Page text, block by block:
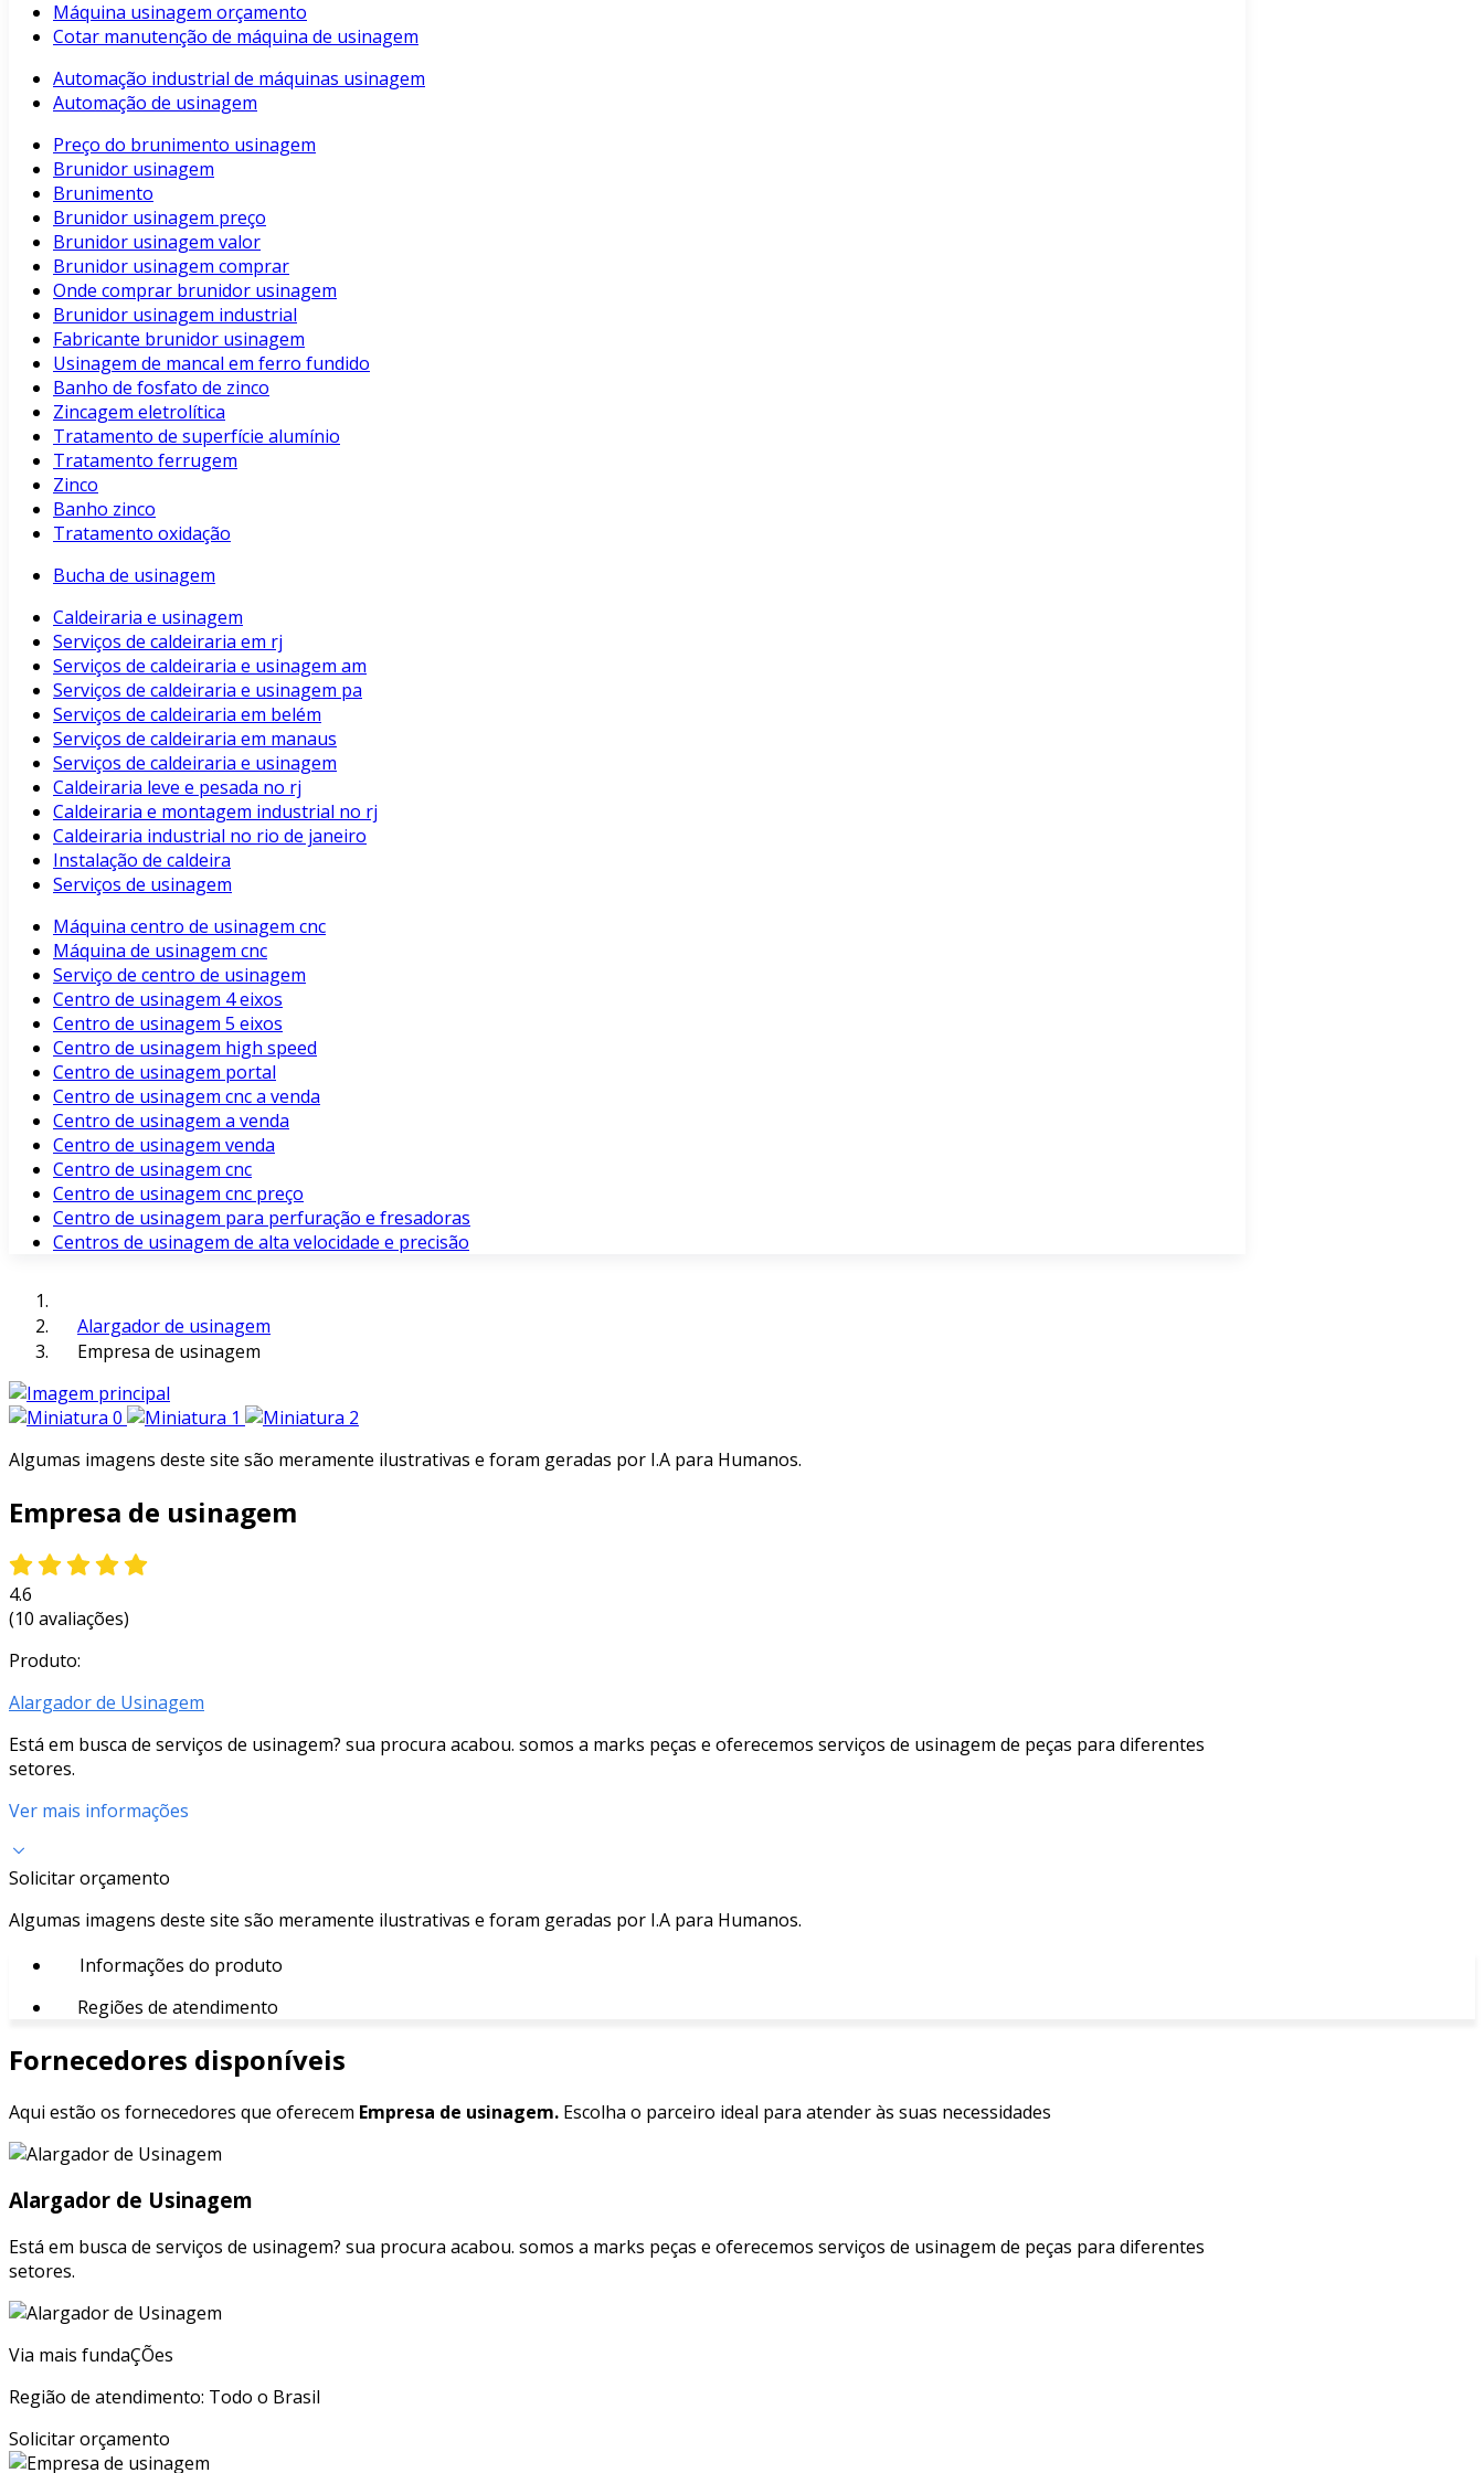
Máquina usinagem orçamento
Cotar manutenção de máquina de usinagem
Automação industrial de máquinas usinagem
Automação de usinagem
Preço do brunimento usinagem
Brunidor usinagem
Brunimento
Brunidor usinagem preço
Brunidor usinagem valor
Brunidor usinagem comprar
Onde comprar brunidor usinagem
Brunidor usinagem industrial
Fabricante brunidor usinagem
Usinagem de mancal em ferro fundido
Banho de fosfato de zinco
Zincagem eletrolítica
Tratamento de superfície alumínio
Tratamento ferrugem
Zinco
Banho zinco
Tratamento oxidação
Bucha de usinagem
Caldeiraria e usinagem
Serviços de caldeiraria em rj
Serviços de caldeiraria e usinagem am
Serviços de caldeiraria e usinagem pa
Serviços de caldeiraria em belém
Serviços de caldeiraria em manaus
Serviços de caldeiraria e usinagem
Caldeiraria leve e pesada no rj
Caldeiraria e montagem industrial no rj
Caldeiraria industrial no rio de janeiro
Instalação de caldeira
Serviços de usinagem
Máquina centro de usinagem cnc
Máquina de usinagem cnc
Serviço de centro de usinagem
Centro de usinagem 4 eixos
Centro de usinagem 5 eixos
Centro de usinagem high speed
Centro de usinagem portal
Centro de usinagem cnc a venda
Centro de usinagem a venda
Centro de usinagem venda
Centro de usinagem cnc
Centro de usinagem cnc preço
Centro de usinagem para perfuração e fresadoras
Centros de usinagem de alta velocidade e precisão
Alargador de usinagem
Empresa de usinagem
Algumas imagens deste site são meramente ilustrativas e foram geradas por I.A para Humanos.
Empresa de usinagem
4.6
(10 avaliações)
Produto:
Alargador de Usinagem
Está em busca de serviços de usinagem? sua procura acabou. somos a marks peças e oferecemos serviços de usinagem de peças para diferentes
setores.
Ver mais informações
Solicitar orçamento
Algumas imagens deste site são meramente ilustrativas e foram geradas por I.A para Humanos.
Informações do produto
Regiões de atendimento
Fornecedores disponíveis
Aqui estão os fornecedores que oferecem Empresa de usinagem. Escolha o parceiro ideal para atender às suas necessidades
Alargador de Usinagem
Está em busca de serviços de usinagem? sua procura acabou. somos a marks peças e oferecemos serviços de usinagem de peças para diferentes
setores.
Via mais fundaÇÕes
Região de atendimento: Todo o Brasil
Solicitar orçamento